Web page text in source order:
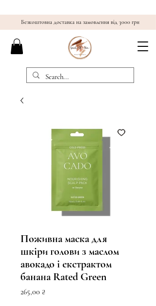
Безкоштовна доставка на замовлення від 3000 грн
Поживна маска для
шкіри голови з маслом
авокадо і екстрактом
банана Rated Green
265,00 ₴